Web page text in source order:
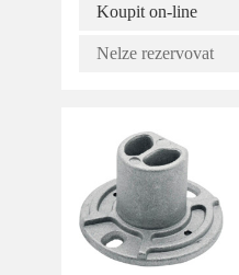
Koupit on-line
Nelze rezervovat